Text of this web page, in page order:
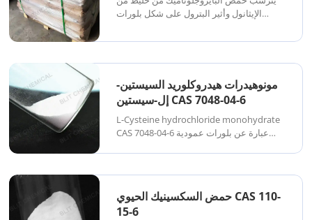
الإيثانول وأثير البترول على شكل بلورات
انصهار 162-163 درجة مئوية. يذوب في الماء
ويذوب قليلاً في الماء.
مونوهيدرات هيدروكلوريد السيستين-
إل-سيستين CAS 7048-04-6
L-Cysteine hydrochloride monohydrate
CAS 7048-04-6 عبارة عن بلورات عمودية
درجة مئوية. قابل للذوبان في الماء والكحول
في البنزويل.
حمض السكسينيك الحيوي CAS 110-
15-6